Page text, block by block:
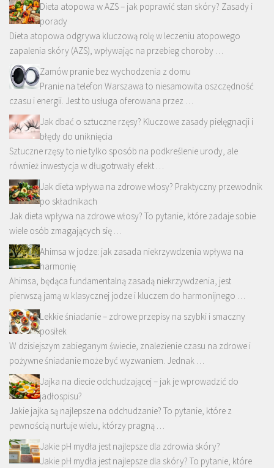
Dieta atopowa w AZS – jak poprawić stan skóry? Zasady i
porady
Dieta atopowa odgrywa kluczową rolę w leczeniu atopowego
zapalenia skóry (AZS), wpływając na przebieg choroby …
Zamów pranie bez wychodzenia z domu
Pranie na telefon Warszawa to niesamowita oszczędność
czasu i energii. Jest to usługa oferowana przez …
Jak dbać o sztuczne rzęsy? Kluczowe zasady pielęgnacji i
błędy do uniknięcia
Sztuczne rzęsy to nie tylko sposób na podkreślenie urody, ale
również inwestycja w długotrwały efekt …
Jak dieta wpływa na zdrowe włosy? Praktyczny przewodnik
po składnikach
Jak dieta wpływa na zdrowe włosy? To pytanie, które zadaje sobie
wiele osób zmagających się …
Ahimsa w jodze: jak zasada niekrzywdzenia wpływa na
harmonię
Ahimsa, będąca fundamentalną zasadą niekrzywdzenia, jest
pierwszą jamą w klasycznej jodze i kluczem do harmonijnego …
Lekkie śniadanie – zdrowe przepisy na szybki i smaczny
posiłek
W dzisiejszym zabieganym świecie, znalezienie czasu na zdrowe i
pożywne śniadanie może być wyzwaniem. Jednak …
Jajka na diecie odchudzającej – jak je wprowadzić do
jadłospisu?
Jakie jajka są najlepsze na odchudzanie? To pytanie, które z
pewnością nurtuje wielu, którzy pragną …
Jakie pH mydła jest najlepsze dla zdrowia skóry?
Jakie pH mydła jest najlepsze dla skóry? To pytanie, które